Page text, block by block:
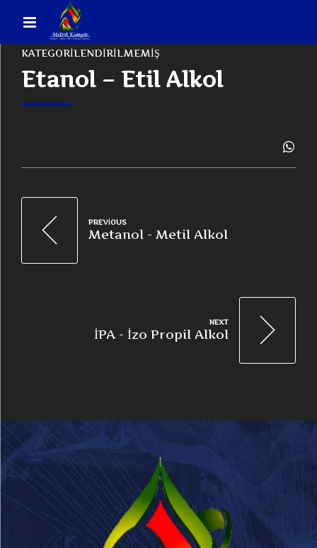
KATEGORILENDIRILMEMIŞ
Etanol – Etil Alkol
PREVIOUS
Metanol - Metil Alkol
NEXT
İPA - İzo Propil Alkol